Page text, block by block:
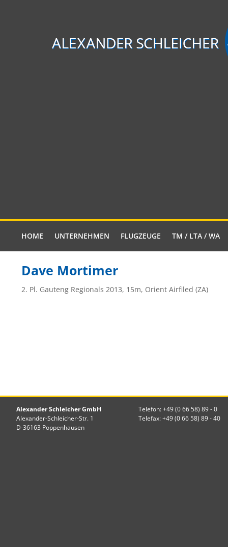
HOME UNTERNEHMEN FLUGZEUGE TM / LTA / WA
Dave Mortimer
2. Pl. Gauteng Regionals 2013, 15m, Orient Airfiled (ZA)
Alexander Schleicher GmbH
Alexander-Schleicher-Str. 1
D-36163 Poppenhausen
Telefon: +49 (0 66 58) 89 - 0
Telefax: +49 (0 66 58) 89 - 40